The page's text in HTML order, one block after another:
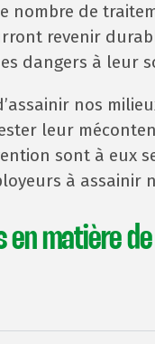
nombre de
revenir
dangers à leur
nos
leur
sont à eux
à assainir
en matière